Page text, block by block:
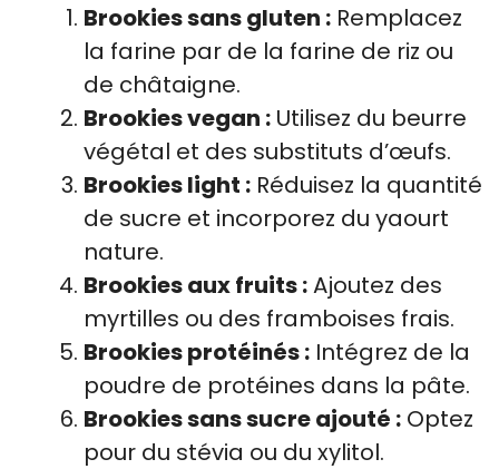
Brookies sans gluten : Remplacez
la farine par de la farine de riz ou
de châtaigne.
Brookies vegan : Utilisez du beurre
végétal et des substituts d’œufs.
Brookies light : Réduisez la quantité
de sucre et incorporez du yaourt
nature.
Brookies aux fruits :Ajoutez des
myrtilles ou des framboises frais.
Brookies protéinés : Intégrez de la
poudre de protéines dans la pâte.
Brookies sans sucre ajouté : Optez
pour du stévia ou du xylitol.